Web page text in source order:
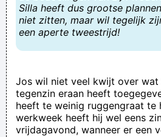
Iemand die voor de trein wil
oh weier oh
gisteren leesde ik iemand die
plat ging gaan doordat ze
Silla heeft dus grootse
niet zitten, maar wil tegelijk
een aperte tweestrijd!
Jos wil niet veel kwijt over
tegenzin eraan heeft
heeft te weinig ruggengraat te
werkweek heeft hij wel eens
vrijdagavond, wanneer er een